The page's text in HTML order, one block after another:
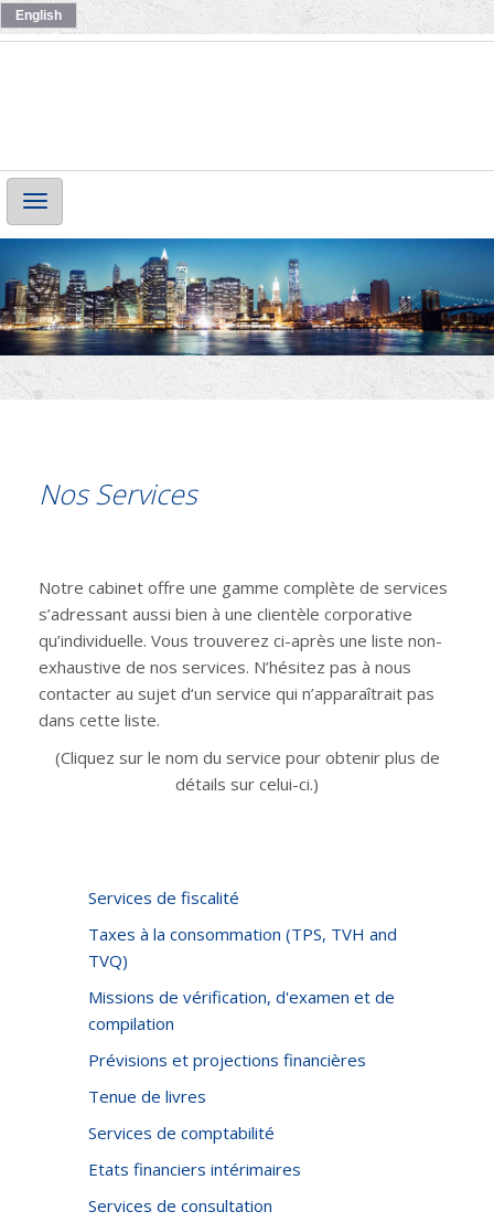
English
Main
Navigation
Nos Services
Notre cabinet offre une gamme complète de services
s’adressant aussi bien à une clientèle corporative
qu’individuelle. Vous trouverez ci-après une liste non-
exhaustive de nos services. N’hésitez pas à nous
contacter au sujet d‘un service qui n’apparaîtrait pas
dans cette liste.
(Cliquez sur le nom du service pour obtenir plus de
détails sur celui-ci.)
Services de fiscalité
Taxes à la consommation (TPS, TVH and
TVQ)
Missions de vérification, d'examen et de
compilation
Prévisions et projections financières
Tenue de livres
Services de comptabilité
Etats financiers intérimaires
Services de consultation